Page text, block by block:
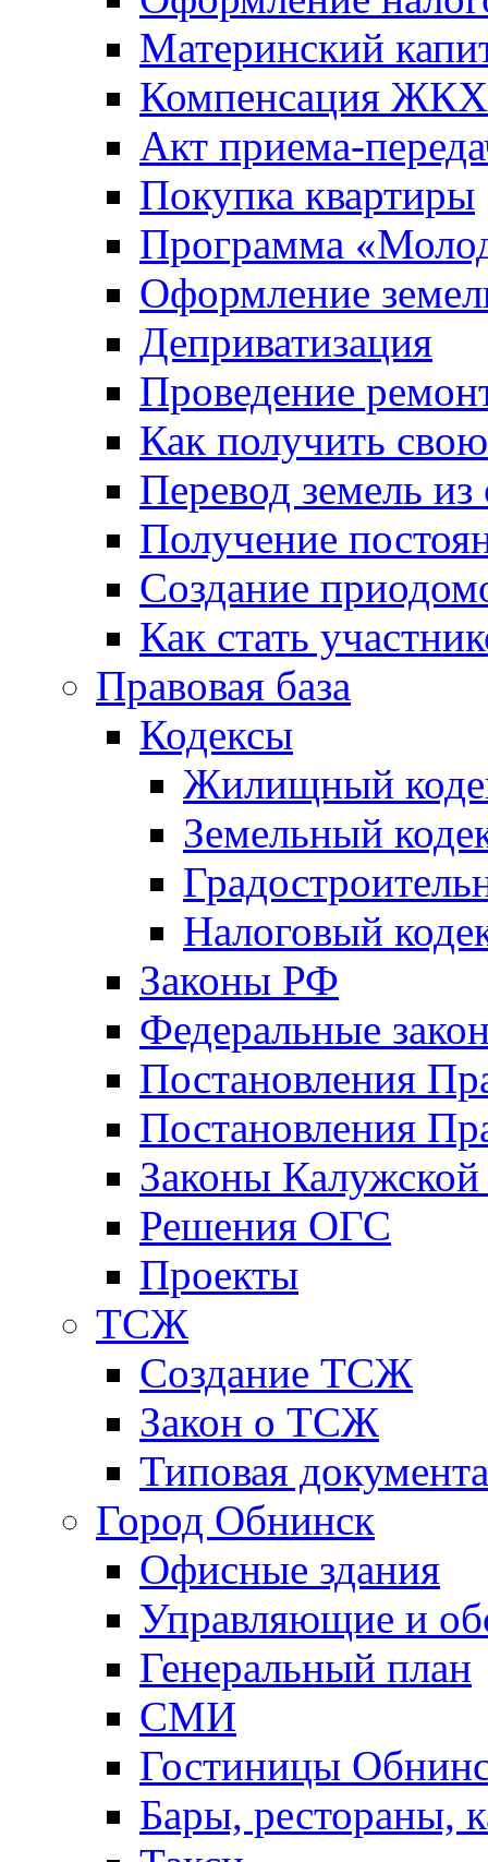
Материнский
Компенсация ЖКХ
Акт приема-
Покупка квартиры
Программа
Оформление
Деприватизация
Проведение
Как получить
Перевод земель
Получение
Создание
Как стать
Правовая база
Кодексы
Жилищный
Земельный
Налоговый
Законы РФ
Федеральные
Постановления
Постановления
Законы Калужской
Решения ОГС
Проекты
ТСЖ
Создание ТСЖ
Закон о ТСЖ
Типовая
Город Обнинск
Офисные здания
Управляющие и
Генеральный план
СМИ
Гостиницы
Бары, рестораны,